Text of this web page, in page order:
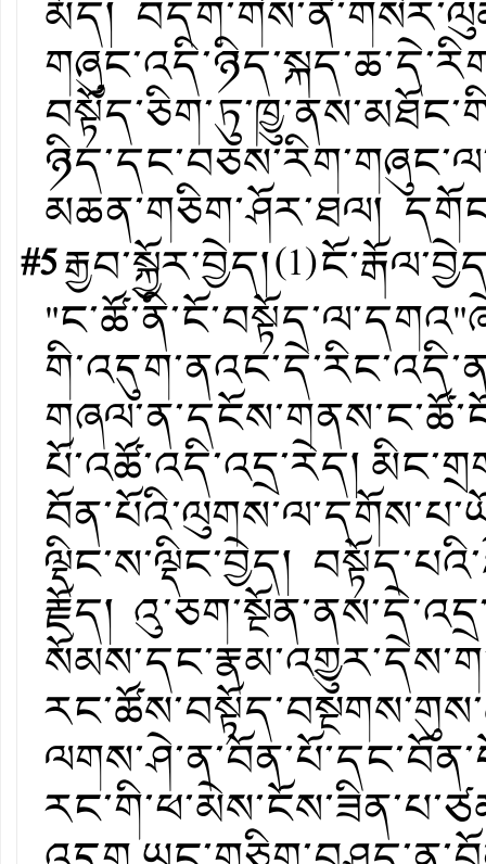
མོད།
མཆན་གཅིག་ཤོར་ཐལ།
#5རྒྱབ་སྐྱོར་བྱེད།(1)
པོ་འཚོ་འདི་འདྲ་རེད།
ལྡིང་ས་ལྡིང་བྱེད།
རྗོད།